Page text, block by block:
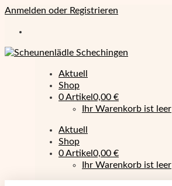
Anmelden oder Registrieren
Aktuell
Shop
0 Artikel 0,00 €
Ihr Warenkorb ist leer
Aktuell
Shop
0 Artikel 0,00 €
Ihr Warenkorb ist leer